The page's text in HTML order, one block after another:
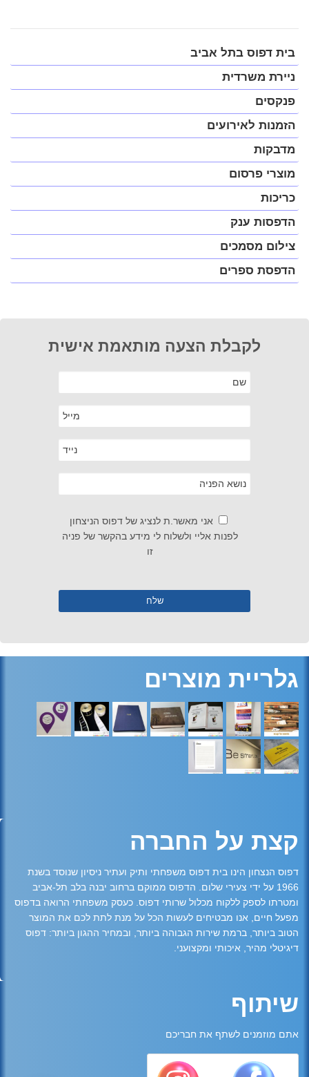
פתח
תפריט
במצב
נגיש
(התפריט
יפתח
בחלונית
בית דפוס בתל אביב
ניירת משרדית
פנקסים
הזמנות לאירועים
מדבקות
מוצרי פרסום
כריכות
הדפסות ענק
צילום מסמכים
הדפסת ספרים
לקבלת הצעה מותאמת אישית
אני מאשר.ת לנציג של דפוס הניצחון
לפנות אליי ולשלוח לי מידע בהקשר של פניה
זו
גלריית מוצרים
קצת על החברה
דפוס הנצחון הינו בית דפוס משפחתי ותיק ועתיר ניסיון שנוסד בשנת
1966 על ידי צעירי שלום. הדפוס ממוקם ברחוב יבנה בלב תל-אביב
ומטרתו לספק ללקוח מכלול שרותי דפוס. כעסק משפחתי הרואה בדפוס
מפעל חיים, אנו מבטיחים לעשות הכל על מנת לתת לכם את המוצר
הטוב ביותר, ברמת שירות הגבוהה ביותר, ובמחיר ההגון ביותר: דפוס
דיגיטלי מהיר, איכותי ומקצועני.
שיתוף
אתם מוזמנים לשתף את חבריכם